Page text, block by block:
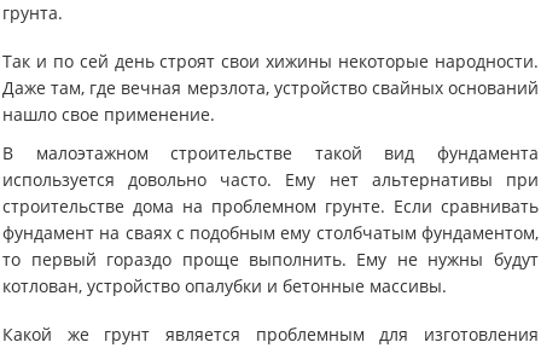
грунта.
Так и по сей день строят свои хижины некоторые народности.
Даже там, где вечная мерзлота, устройство свайных оснований
нашло свое применение.
В малоэтажном строительстве такой вид фундамента
используется довольно часто. Ему нет альтернативы при
строительстве дома на проблемном грунте. Если сравнивать
фундамент на сваях с подобным ему столбчатым фундаментом,
то первый гораздо проще выполнить. Ему не нужны будут
котлован, устройство опалубки и бетонные массивы.
Какой же грунт является проблемным для изготовления